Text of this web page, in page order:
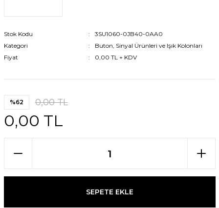
Stok Kodu
3SU1060-0JB40-0AA0
Kategori
Buton, Sinyal Ürünleri ve Işık Kolonları
Fiyat
0,00 TL + KDV
%62 0,00 TL
0,00 TL
SEPETE EKLE